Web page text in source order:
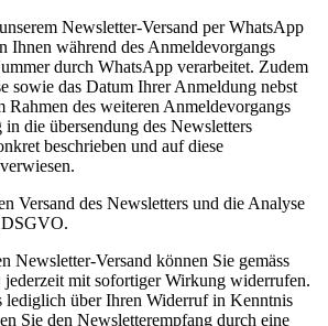
Newsletter-Versand per WhatsApp
Ihnen während des Anmeldevorgangs
durch WhatsApp verarbeitet. Zudem
sowie das Datum Ihrer Anmeldung nebst
Rahmen des weiteren Anmeldevorgangs
die übersendung des Newsletters
beschrieben und auf diese
Versand des Newsletters und die Analyse
Newsletter-Versand können Sie gemäss
mit sofortiger Wirkung widerrufen.
lediglich über Ihren Widerruf in Kenntnis
Sie den Newsletterempfang durch eine